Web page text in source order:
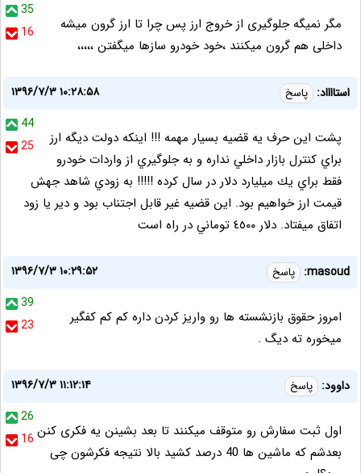
35
16
مگر نمیگه جلوگیری از خروج ارز پس چرا تا ارز گرون میشه
داخلی هم گرون میکنند ،خود خودرو سازها میگفتن ،،،،،
استااااد: پاسخ
۱۳۹۶/۷/۳ ۱۰:۲۸:۵۸
44
25
پشت اين حرف يه قضيه بسيار مهمه !!! اينكه دولت ديگه ارز
براي كنترل بازار داخلي نداره و به جلوگيري از واردات خودرو
فقط براي يك ميليارد دلار در سال كرده !!!!! به زودي شاهد جهش
قيمت ارز خواهيم بود. اين قضيه غير قابل اجتناب بود و دير يا زود
اتفاق ميفتاد. دلار ٤٥٠٠ توماني در راه است
masoud: پاسخ
۱۳۹۶/۷/۳ ۱۰:۲۹:۵۲
39
23
امروز حقوق بازنشسته ها رو واریز کردن داره کم کم کفگیر
میخوره ته دیگ .
داوود: پاسخ
۱۳۹۶/۷/۳ ۱۱:۱۲:۱۴
26
16 اول ثبت سفارش رو متوقف میکنند تا بعد بشینن یه فکری کنن
بعدشم که ماشین ها 40 درصد کشید بالا نتیجه فکرشون چی